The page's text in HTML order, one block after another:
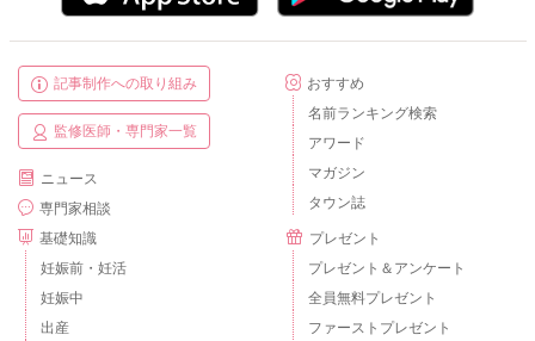
記事制作への取り組み
監修医師・専門家一覧
ニュース
専門家相談
基礎知識
妊娠前・妊活
妊娠中
出産
おすすめ
名前ランキング検索
アワード
マガジン
タウン誌
プレゼント
プレゼント＆アンケート
全員無料プレゼント
ファーストプレゼント